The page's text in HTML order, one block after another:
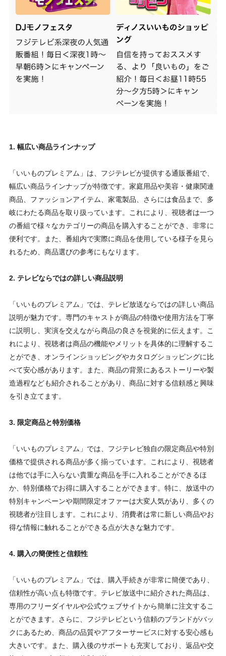
1. 幅広い商品ラインナップ
「いいものプレミアム」は、フジテレビが提供する通販番組で、
幅広い商品ラインナップが特徴です。家庭用品や美容・健康関連
商品、ファッションアイテム、家電製品、さらには食品まで、多
岐にわたる商品を取り扱っています。これにより、視聴者は一つ
の番組で様々なカテゴリーの商品を購入することができ、非常に
便利です。また、番組内で実際に商品を使用している様子を見ら
れるため、商品選びの参考にもなります。
2. テレビならではの詳しい商品説明
「いいものプレミアム」では、テレビ放送ならではの詳しい商品
説明が魅力です。専門のキャストが商品の特徴や使用方法を丁寧
に説明し、実演を交えながら商品の良さを視覚的に伝えます。こ
れにより、視聴者は商品の機能やメリットを具体的に理解するこ
とができ、オンラインショッピングやカタログショッピングに比
べて安心感があります。また、商品の背景にあるストーリーや製
造過程なども紹介されることがあり、商品に対する信頼感と興味
を引き立てます。
3. 限定商品と特別価格
「いいものプレミアム」では、フジテレビ独自の限定商品や特別
価格で提供される商品が多く揃っています。これにより、視聴者
は他では手に入らない貴重な商品を手に入れることができるほ
か、特別価格でお得に購入することができます。特に、放送中の
特別キャンペーンや期間限定オファーは大変人気があり、多くの
視聴者が注目します。これにより、消費者は常に新しい商品やお
得な情報に触れることができる点が大きな魅力です。
4. 購入の簡便性と信頼性
「いいものプレミアム」では、購入手続きが非常に簡便であり、
信頼性が高い点も特徴です。テレビ放送中に紹介された商品は、
専用のフリーダイヤルや公式ウェブサイトから簡単に注文するこ
とができます。さらに、フジテレビという信頼のブランドがバッ
クにあるため、商品の品質やアフターサービスに対する安心感も
大きいです。また、購入後のサポートも充実しており、返品や交